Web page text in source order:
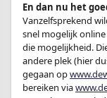
En dan nu het
Vanzelfsprekend
snel mogelijk
die mogelijkheid.
andere plek (hier
gegaan op
bereiken via